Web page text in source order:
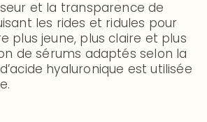
et la transparence de
les rides et ridules pour
plus jeune, plus claire et plus
de sérums adaptés selon la
hyaluronique est utilisée